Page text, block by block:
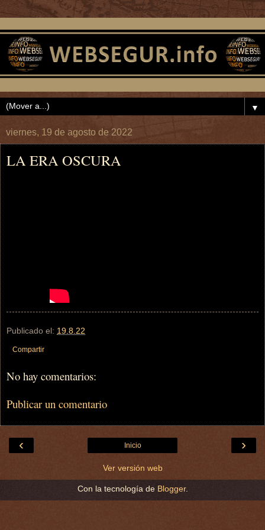
▼
viernes, 19 de agosto de 2022
LA ERA OSCURA
Publicado el: 19.8.22
Compartir
No hay comentarios:
Publicar un comentario
‹ ›
Inicio
Ver versión web
Con la tecnología de Blogger.